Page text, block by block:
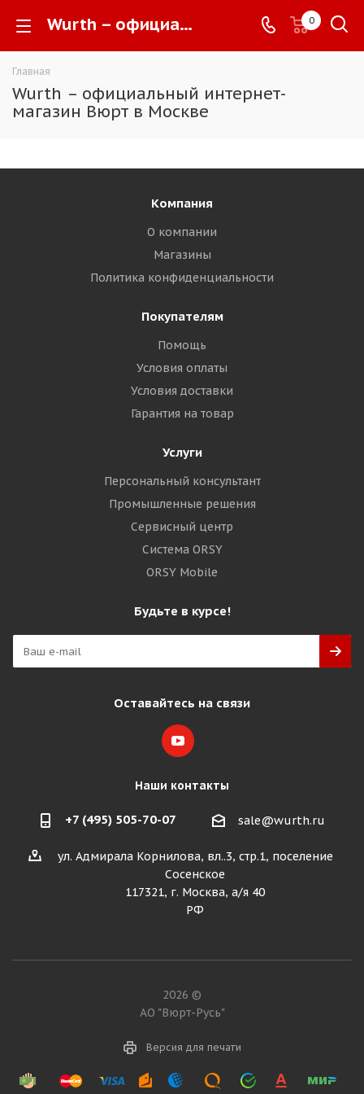
Wurth – официальный интернет-магазин Вюрт в Москве - 0
Главная
Wurth – официальный интернет-
магазин Вюрт в Москве
Компания
О компании
Магазины
Политика конфиденциальности
Покупателям
Помощь
Условия оплаты
Условия доставки
Гарантия на товар
Услуги
Персональный консультант
Промышленные решения
Сервисный центр
Система ORSY
ORSY Mobile
Будьте в курсе!
Оставайтесь на связи
Наши контакты
+7 (495) 505-70-07 sale@wurth.ru
ул. Адмирала Корнилова, вл..3, стр.1, поселение
Сосенское
117321, г. Москва, а/я 40
РФ
2026 ©
АО "Вюрт-Русь"
Версия для печати